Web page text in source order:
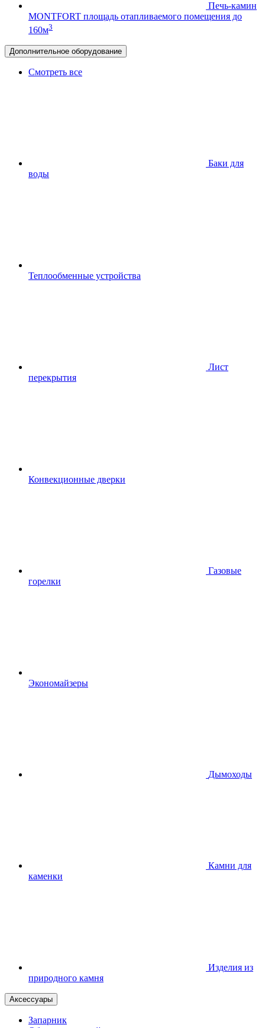
Печь-камин
MONTFORT площадь отапливаемого помещения до
160м3
Дополнительное оборудование
Смотреть все
Баки для
воды
Теплообменные устройства
Лист
перекрытия
Конвекционные дверки
Газовые
горелки
Экономайзеры
Дымоходы
Камни для
каменки
Изделия из
природного камня
Аксессуары
Запарник